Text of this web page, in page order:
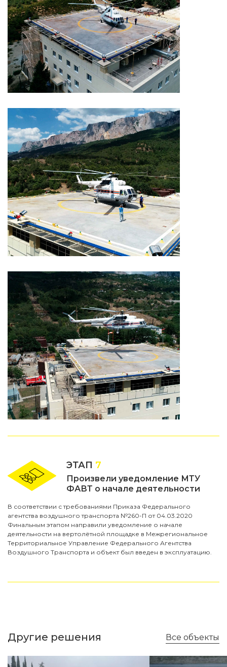
ЭТАП 7
Произвели уведомление МТУ
ФАВТ о начале деятельности
В соответствии с требованиями Приказа Федерального
агентства воздушного транспорта №260-П от 04.03.2020
Финальным этапом направили уведомление о начале
деятельности на вертолётной площадке в Межрегиональное
Территориальное Управление Федерального Агентства
Воздушного Транспорта и объект был введен в эксплуатацию.
Другие решения Все объекты